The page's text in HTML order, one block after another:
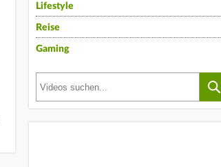
Lifestyle
Reise
Gaming